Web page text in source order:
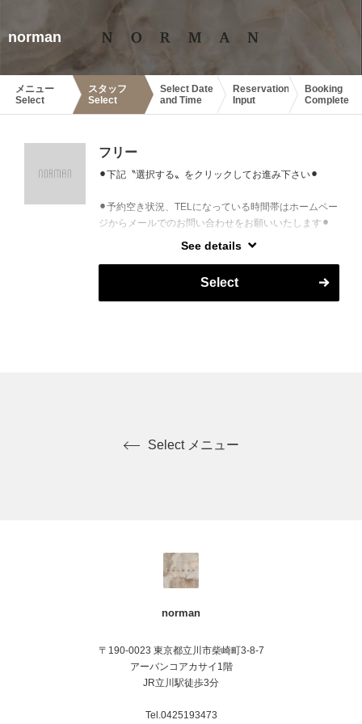
norman
メニュー
Select
スタッフ
Select
Select Date
and Time
Reservation
Input
Booking
Complete
フリー
⚫︎下記〝選択する〟をクリックしてお進み下さい⚫︎
⚫︎予約空き状況、TELになっている時間帯はホームペー
ジからメールでのお問い合わせをお願いいたします⚫︎
See details
Select
Select メニュー
norman
〒190-0023 東京都立川市柴崎町3-8-7
アーバンコアカサイ1階
JR立川駅徒歩3分
Tel.0425193473